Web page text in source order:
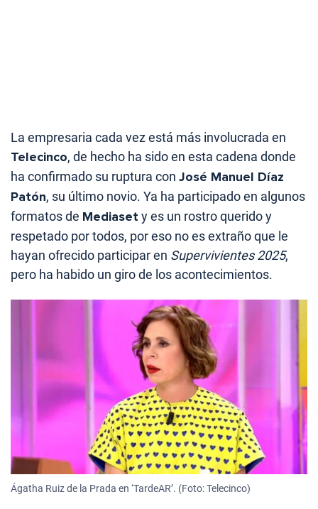
La empresaria cada vez está más involucrada en
Telecinco, de hecho ha sido en esta cadena donde
ha confirmado su ruptura con José Manuel Díaz
Patón, su último novio. Ya ha participado en algunos
formatos de Mediasety es un rostro querido y
respetado por todos, por eso no es extraño que le
hayan ofrecido participar en Supervivientes 2025,
pero ha habido un giro de los acontecimientos.
Ágatha Ruiz de la Prada en ‘TardeAR’. (Foto: Telecinco)